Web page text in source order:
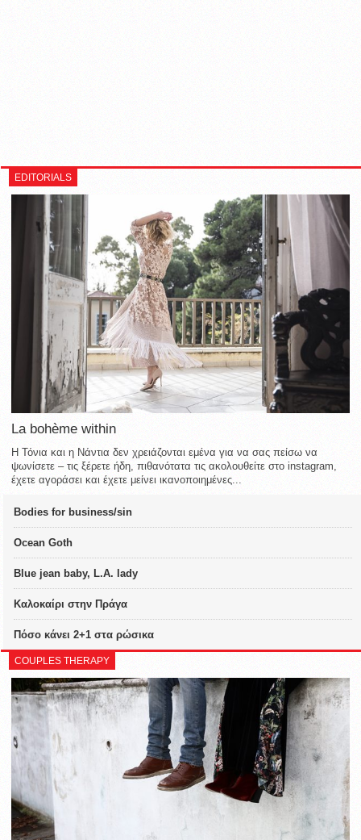
EDITORIALS
La bohème within
Η Τόνια και η Νάντια δεν χρειάζονται εμένα για να σας πείσω να
ψωνίσετε – τις ξέρετε ήδη, πιθανότατα τις ακολουθείτε στο instagram,
έχετε αγοράσει και έχετε μείνει ικανοποιημένες...
Bodies for business/sin
Ocean Goth
Blue jean baby, L.A. lady
Καλοκαίρι στην Πράγα
Πόσο κάνει 2+1 στα ρώσικα
COUPLES THERAPY